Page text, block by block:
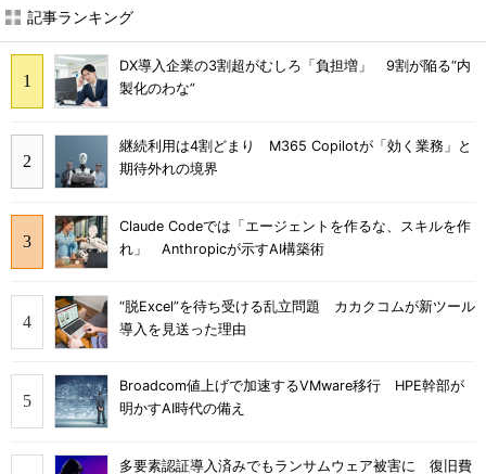
記事ランキング
DX導入企業の3割超がむしろ「負担増」 9割が陥る“内
製化のわな”
継続利用は4割どまり M365 Copilotが「効く業務」と
期待外れの境界
Claude Codeでは「エージェントを作るな、スキルを作
れ」 Anthropicが示すAI構築術
“脱Excel”を待ち受ける乱立問題 カカクコムが新ツール
導入を見送った理由
Broadcom値上げで加速するVMware移行 HPE幹部が
明かすAI時代の備え
多要素認証導入済みでもランサムウェア被害に 復旧費